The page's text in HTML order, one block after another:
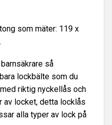
som mäter: 119 x
så
lockbälte som du
riktig nyckellås och
av locket, detta locklås
alla typer av lock på